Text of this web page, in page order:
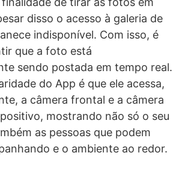
disso o acesso à galeria de
indisponível. Com isso, é
que a foto está
sendo postada em tempo real.
do App é que ele acessa,
a câmera frontal e a câmera
mostrando não só o seu
as pessoas que podem
e o ambiente ao redor.